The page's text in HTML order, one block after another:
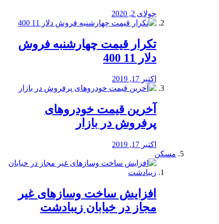
جولای 2, 2020
تکرار قیمت چهارشنبه فروش
دلار 11 400
اکتبر 17, 2019
آخرین قیمت خودرو‌های
پرفروش در بازار
اکتبر 17, 2019
مسکن
افزایش ساخت وسازهای غیر
مجاز در خیابان زیبادشت